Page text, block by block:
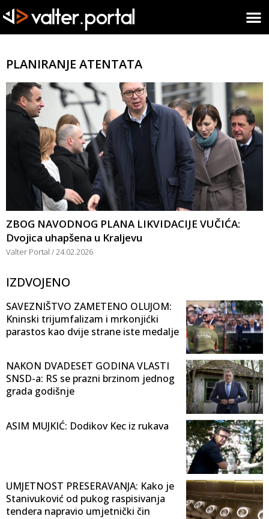
PLANIRANJE ATENTATA
ZBOG NAVODNOG PLANA LIKVIDACIJE VUČIĆA:
Dvojica uhapšena u Kraljevu
Valter Portal 24.02.2026
IZDVOJENO
SAVEZNIŠTVO ZAMETENO OLUJOM:
Kninski trijumfalizam i mrkonjićki
parastos kao dvije strane iste medalje
NAKON DVADESET GODINA VLASTI
SNSD-a: RS se prazni brzinom jednog
grada godišnje
ASIM MUJKIĆ: Dodikov Kec iz rukava
UMJETNOST PRESERAVANJA: Kako je
Stanivuković od pukog raspisivanja
tendera napravio umjetnički čin